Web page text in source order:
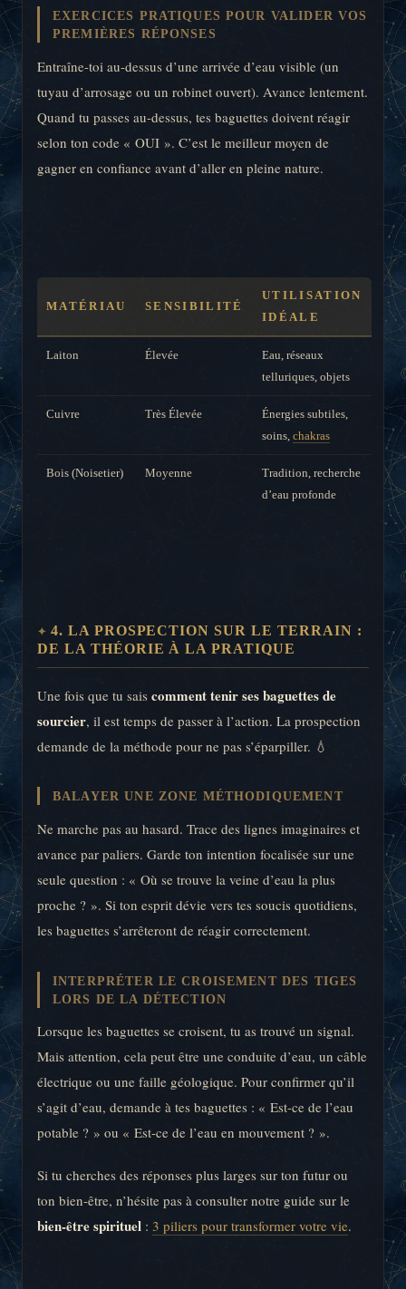
EXERCICES PRATIQUES POUR VALIDER VOS
PREMIÈRES RÉPONSES
Entraîne-toi au-dessus d’une arrivée d’eau visible (un
tuyau d’arrosage ou un robinet ouvert). Avance lentement.
Quand tu passes au-dessus, tes baguettes doivent réagir
selon ton code « OUI ». C’est le meilleur moyen de
gagner en confiance avant d’aller en pleine nature.
MATÉRIAU SENSIBILITÉ
UTILISATION
IDÉALE
Laiton Élevée
Eau, réseaux
telluriques, objets
Cuivre Très Élevée
Énergies subtiles,
soins, chakras
Bois (Noisetier) Moyenne
Tradition, recherche
d’eau profonde
4. LA PROSPECTION SUR LE TERRAIN :
DE LA THÉORIE À LA PRATIQUE
Une fois que tu sais comment tenir ses baguettes de
sourcier, il est temps de passer à l’action. La prospection
demande de la méthode pour ne pas s’éparpiller. 💧
BALAYER UNE ZONE MÉTHODIQUEMENT
Ne marche pas au hasard. Trace des lignes imaginaires et
avance par paliers. Garde ton intention focalisée sur une
seule question : « Où se trouve la veine d’eau la plus
proche ? ». Si ton esprit dévie vers tes soucis quotidiens,
les baguettes s’arrêteront de réagir correctement.
INTERPRÉTER LE CROISEMENT DES TIGES
LORS DE LA DÉTECTION
Lorsque les baguettes se croisent, tu as trouvé un signal.
Mais attention, cela peut être une conduite d’eau, un câble
électrique ou une faille géologique. Pour confirmer qu’il
s’agit d’eau, demande à tes baguettes : « Est-ce de l’eau
potable ? » ou « Est-ce de l’eau en mouvement ? ».
Si tu cherches des réponses plus larges sur ton futur ou
ton bien-être, n’hésite pas à consulter notre guide sur le
bien-être spirituel : 3 piliers pour transformer votre vie.